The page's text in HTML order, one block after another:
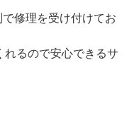
修理を受け付けてお
るので安心できるサ